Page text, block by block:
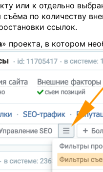
или к отдельно
по количеству
ссылок.
» проекта, в котором